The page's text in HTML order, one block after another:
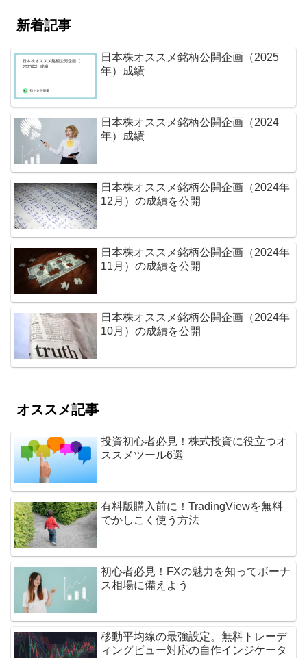
新着記事
日本株オススメ銘柄公開企画（2025
年）成績
日本株オススメ銘柄公開企画（2024
年）成績
日本株オススメ銘柄公開企画（2024年
12月）の成績を公開
日本株オススメ銘柄公開企画（2024年
11月）の成績を公開
日本株オススメ銘柄公開企画（2024年
10月）の成績を公開
オススメ記事
投資初心者必見！株式投資に役立つオ
ススメツール6選
有料版購入前に！TradingViewを無料
でかしこく使う方法
初心者必見！FXの魅力を知ってボーナ
ス相場に備えよう
移動平均線の最強設定。無料トレーデ
ィングビュー対応の自作インジケータ